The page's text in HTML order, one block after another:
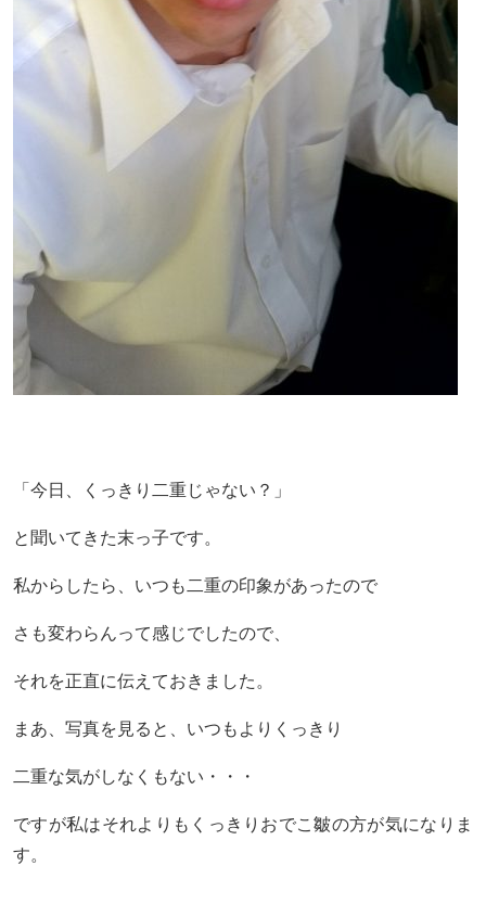
「今日、くっきり二重じゃない？」
と聞いてきた末っ子です。
私からしたら、いつも二重の印象があったので
さも変わらんって感じでしたので、
それを正直に伝えておきました。
まあ、写真を見ると、いつもよりくっきり
二重な気がしなくもない・・・
ですが私はそれよりもくっきりおでこ皺の方が気になりま
す。